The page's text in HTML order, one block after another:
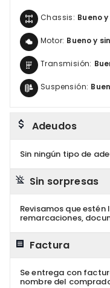
Chassis: Bueno
Motor: Bueno y
Transmisión:
Suspensión:
Adeudos
Sin ningún tipo de
Sin sorpresas
Revisamos que
remarcaciones,
Factura
Se entrega con
nombre del